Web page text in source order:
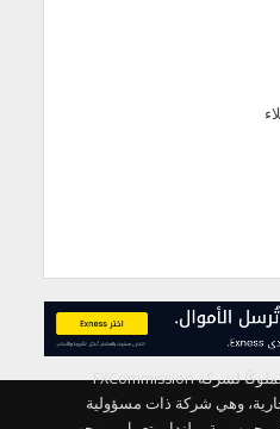
يعد موقع إف إكس ارابيا مملوكًا لشركة FXCommission
وهي شركة ذات مسؤولية